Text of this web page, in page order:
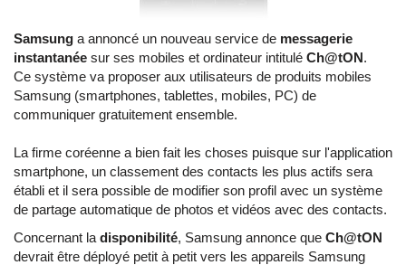
Samsung a annoncé un nouveau service de messagerie
instantanée sur ses mobiles et ordinateur intitulé Ch@tON.
Ce système va proposer aux utilisateurs de produits mobiles
Samsung (smartphones, tablettes, mobiles, PC) de
communiquer gratuitement ensemble.
La firme coréenne a bien fait les choses puisque sur l'application
smartphone, un classement des contacts les plus actifs sera
établi et il sera possible de modifier son profil avec un système
de partage automatique de photos et vidéos avec des contacts.
Concernant la disponibilité, Samsung annonce que Ch@tON
devrait être déployé petit à petit vers les appareils Samsung